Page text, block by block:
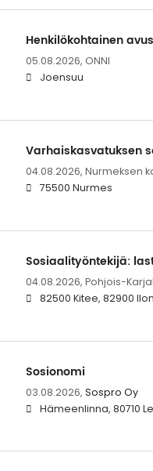
Henkilökohtainen
05.08.2026, ONNI
Joensuu
Varhaiskasvatuksen
04.08.2026, Nurmeksen
75500 Nurmes
Sosiaalityöntekijä:
04.08.2026, Pohjois-
82500 Kitee, 82900
Sosionomi
03.08.2026, Sospro Oy
Hämeenlinna, 80710